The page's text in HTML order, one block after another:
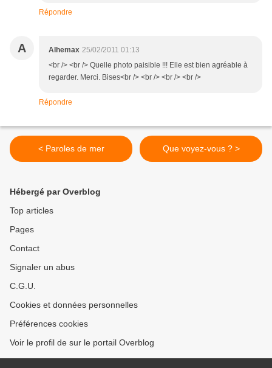
Répondre
A Alhemax 25/02/2011 01:13
<br /> <br /> Quelle photo paisible !!! Elle est bien agréable à
regarder. Merci. Bises<br /> <br /> <br /> <br />
Répondre
< Paroles de mer Que voyez-vous ? >
Hébergé par Overblog
Top articles
Pages
Contact
Signaler un abus
C.G.U.
Cookies et données personnelles
Préférences cookies
Voir le profil de sur le portail Overblog